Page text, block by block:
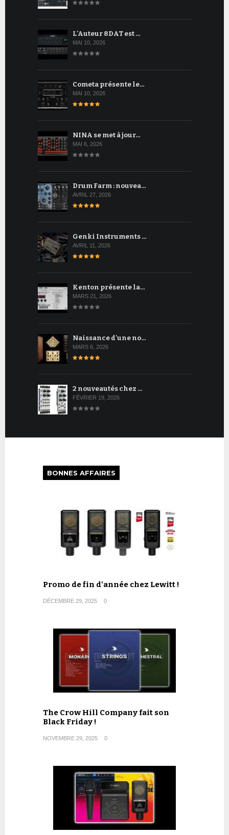
L'Auteur 8DAT est …
MAI 10, 2026
Cometa présente le…
MAI 10, 2026
NINA se met à jour…
MAI 6, 2026
Drum Farm : nouvea…
AVRIL 27, 2026
Genki Instruments …
AVRIL 11, 2026
Kenton présente la…
MARS 21, 2026
Naissance d'une no…
MARS 6, 2026
2 nouveautés chez …
FÉVRIER 19, 2026
BONNES AFFAIRES
Promo de fin d'année chez Lewitt !
DÉCEMBRE 29, 2025 0
The Crow Hill Company fait son
Black Friday !
NOVEMBRE 29, 2025 0